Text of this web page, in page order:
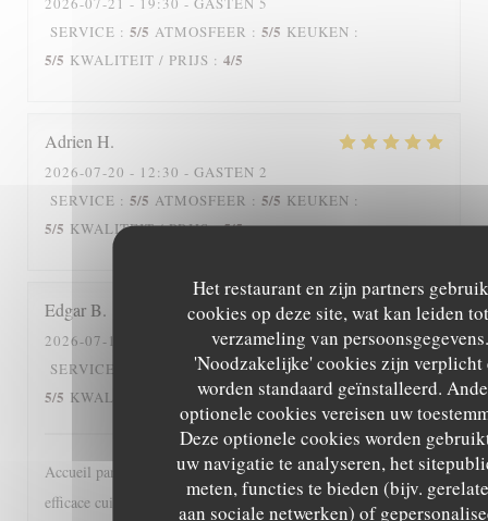
Het restaurant en zijn partners
cookies op deze site, wat kan leiden
verzameling van persoonsgegevens.
'Noodzakelijke' cookies zijn verplicht
worden standaard geïnstalleerd.
optionele cookies vereisen uw
Deze optionele cookies worden
uw navigatie te analyseren, het
meten, functies te bieden (bijv.
aan sociale netwerken) of
SERVICE : 5/5 ATMOSFEER : 5/5 KEUKEN :
5/5 KWALITEIT / PRIJS : 4/5
Adrien H
2026-07-20 - 12:30 - GASTEN 2
SERVICE : 5/5 ATMOSFEER : 5/5 KEUKEN :
5/5 KWALITEIT / PRIJS: 5/5
Edgar B
2026-07-15
- 12:30 - GASTEN 2
SERVICE
ATMOSFEER: 5/5 KEUKEN:
5/5 KWALITEIT / PRIJS: 5/5
Accueil particulièrement sympathique, service diligent et
efficace cuisine classique bien réalisée, bref une adresse à